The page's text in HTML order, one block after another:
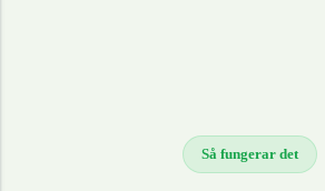
Så fungerar det